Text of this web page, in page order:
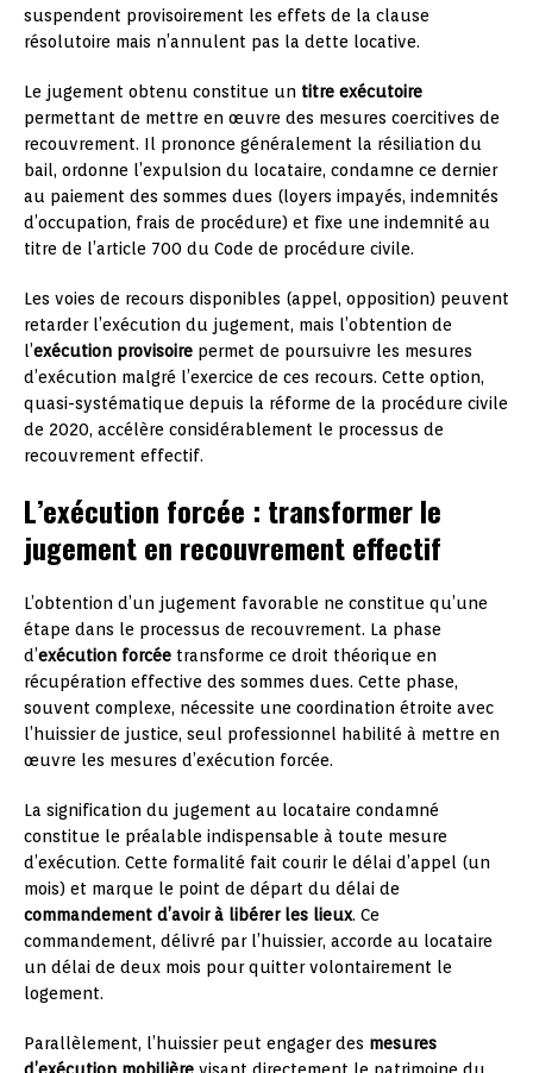
suspendent provisoirement les effets de la clause
résolutoire mais n’annulent pas la dette locative.
Le jugement obtenu constitue un titre exécutoire
permettant de mettre en œuvre des mesures coercitives de
recouvrement. Il prononce généralement la résiliation du
bail, ordonne l’expulsion du locataire, condamne ce dernier
au paiement des sommes dues (loyers impayés, indemnités
d’occupation, frais de procédure) et fixe une indemnité au
titre de l’article 700 du Code de procédure civile.
Les voies de recours disponibles (appel, opposition) peuvent
retarder l’exécution du jugement, mais l’obtention de
l’exécution provisoire permet de poursuivre les mesures
d’exécution malgré l’exercice de ces recours. Cette option,
quasi-systématique depuis la réforme de la procédure civile
de 2020, accélère considérablement le processus de
recouvrement effectif.
L’exécution forcée : transformer le
jugement en recouvrement effectif
L’obtention d’un jugement favorable ne constitue qu’une
étape dans le processus de recouvrement. La phase
d’exécution forcée transforme ce droit théorique en
récupération effective des sommes dues. Cette phase,
souvent complexe, nécessite une coordination étroite avec
l’huissier de justice, seul professionnel habilité à mettre en
œuvre les mesures d’exécution forcée.
La signification du jugement au locataire condamné
constitue le préalable indispensable à toute mesure
d’exécution. Cette formalité fait courir le délai d’appel (un
mois) et marque le point de départ du délai de
commandement d’avoir à libérer les lieux. Ce
commandement, délivré par l’huissier, accorde au locataire
un délai de deux mois pour quitter volontairement le
logement.
Parallèlement, l’huissier peut engager des mesures